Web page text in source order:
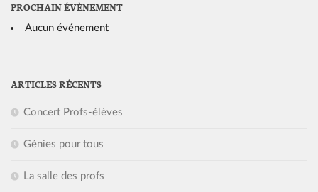
PROCHAIN ÉVÈNEMENT
Aucun événement
ARTICLES RÉCENTS
Concert Profs-élèves
Génies pour tous
La salle des profs